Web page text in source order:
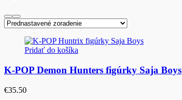
Pridať do košíka
K-POP Demon Hunters figúrky Saja Boys
€35.50